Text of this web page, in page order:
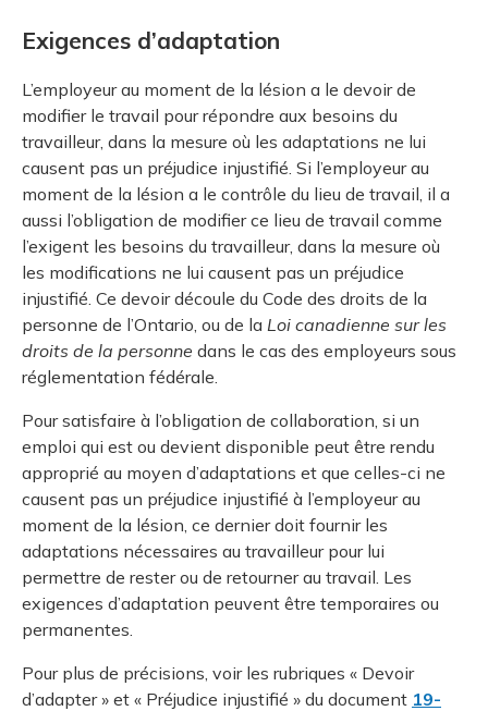
Exigences d’adaptation
L’employeur au moment de la lésion a le devoir de
modifier le travail pour répondre aux besoins du
travailleur, dans la mesure où les adaptations ne lui
causent pas un préjudice injustifié. Si l’employeur au
moment de la lésion a le contrôle du lieu de travail, il a
aussi l’obligation de modifier ce lieu de travail comme
l’exigent les besoins du travailleur, dans la mesure où
les modifications ne lui causent pas un préjudice
injustifié. Ce devoir découle du Code des droits de la
personne de l’Ontario, ou de la Loi canadienne sur les
droits de la personne dans le cas des employeurs sous
réglementation fédérale.
Pour satisfaire à l’obligation de collaboration, si un
emploi qui est ou devient disponible peut être rendu
approprié au moyen d’adaptations et que celles-ci ne
causent pas un préjudice injustifié à l’employeur au
moment de la lésion, ce dernier doit fournir les
adaptations nécessaires au travailleur pour lui
permettre de rester ou de retourner au travail. Les
exigences d’adaptation peuvent être temporaires ou
permanentes.
Pour plus de précisions, voir les rubriques « Devoir
d’adapter » et « Préjudice injustifié » du document 19-